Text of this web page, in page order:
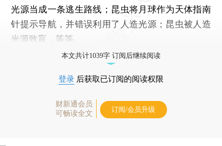
光源当成一条逃生路线；昆虫将月球作为天体指南
针提示导航，并错误利用了人造光源；昆虫被人造
光源致盲，等等。
本文共计1039字 订阅后继续阅读
登录 后获取已订阅的阅读权限
财新通会员
可畅读全文
订阅/会员升级